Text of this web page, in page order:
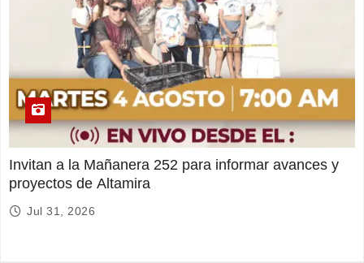
Invitan a la Mañanera 252 para informar avances y
proyectos de Altamira
Jul 31, 2026